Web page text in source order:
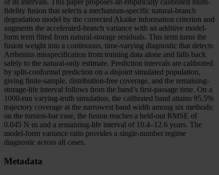
fidelity fusion that selects a mechanism-specific natural-branch
degradation model by the corrected Akaike information criterion and
augments the accelerated-branch variance with an additive model-
form term fitted from natural-storage residuals. This term turns the
fusion weight into a continuous, time-varying diagnostic that detects
Arrhenius misspecification from training data alone and falls back
safely to the natural-only estimate. Prediction intervals are calibrated
by split-conformal prediction on a disjoint simulated population,
giving finite-sample, distribution-free coverage, and the remaining-
storage-life interval follows from the band’s first-passage time. On a
1000-run varying-truth simulation, the calibrated band attains 95.5%
trajectory coverage at the narrowest band width among six methods;
on the torsion-bar case, the fusion reaches a held-out RMSE of
0.045 N·m and a remaining-life interval of 10.4–12.6 years. The
model-form variance ratio provides a single-number regime
diagnostic across all cases.
Metadata